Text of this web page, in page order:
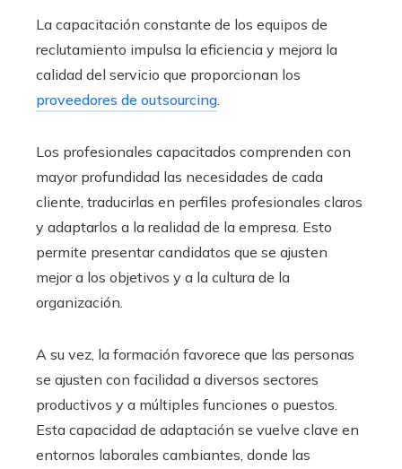
La capacitación constante de los equipos de
reclutamiento impulsa la eficiencia y mejora la
calidad del servicio que proporcionan los
proveedores de outsourcing
Los profesionales capacitados comprenden con
mayor profundidad las necesidades de cada
cliente, traducirlas en perfiles profesionales claros
y adaptarlos a la realidad de la empresa. Esto
permite presentar candidatos que se ajusten
mejor a los objetivos y a la cultura de la
organización.
A su vez, la formación favorece que las personas
se ajusten con facilidad a diversos sectores
productivos y a múltiples funciones o puestos.
Esta capacidad de adaptación se vuelve clave en
entornos laborales cambiantes, donde las